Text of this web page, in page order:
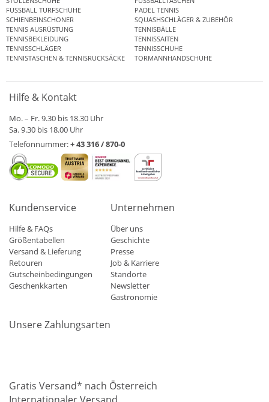
FUSSBALL TURFSCHUHE
PADEL TENNIS
SCHIENBEINSCHONER
SQUASHSCHLÄGER & ZUBEHÖR
TENNIS AUSRÜSTUNG
TENNISBÄLLE
TENNISBEKLEIDUNG
TENNISSAITEN
TENNISSCHLÄGER
TENNISSCHUHE
TENNISTASCHEN & TENNISRUCKSÄCKE
TORMANNHANDSCHUHE
Hilfe & Kontakt
Mo. – Fr. 9.30 bis 18.30 Uhr
Sa. 9.30 bis 18.00 Uhr
Telefonnummer:+ 43 316 / 870-0
Kundenservice
Hilfe & FAQs
Größentabellen
Versand & Lieferung
Retouren
Gutscheinbedingungen
Geschenkkarten
Unternehmen
Über uns
Geschichte
Presse
Job & Karriere
Standorte
Newsletter
Gastronomie
Unsere Zahlungsarten
Gratis Versand* nach Österreich